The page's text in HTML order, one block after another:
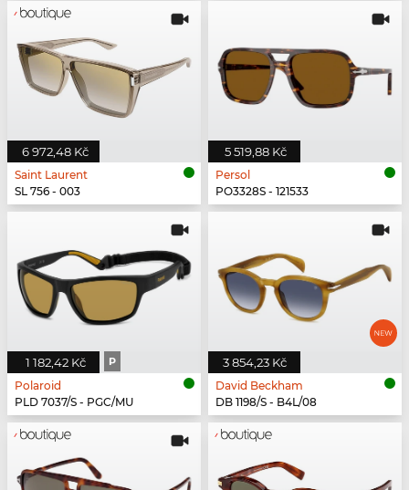
6 972,48 Kč
Saint Laurent
SL 756 - 003
5 519,88 Kč
Persol
PO3328S - 121533
1 182,42 Kč P
Polaroid
PLD 7037/S - PGC/MU
3 854,23 Kč
David Beckham
DB 1198/S - B4L/08